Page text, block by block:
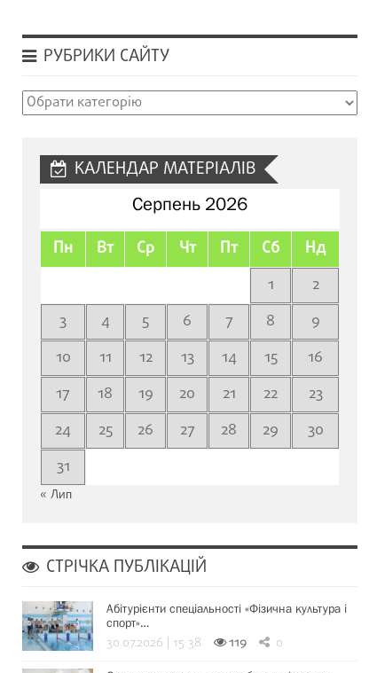
РУБРИКИ САЙТУ
Рубрики
КАЛЕНДАР МАТЕРІАЛІВ
Серпень 2026
Пн Вт Ср Чт Пт Сб Нд
1
2
3
4 5 6 7 8
9
10
11 12 13 14 15
16
17
18 19 20 21 22
23
24
25 26 27 28 29
30
31
« Лип
СТРІЧКА ПУБЛІКАЦІЙ
Абітурієнти спеціальності «Фізична культура і
спорт»…
30.07.2026 | 15:38 119 0